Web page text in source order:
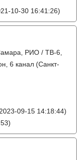
10-30 16:41:26)
РИО / ТВ-6,
6 канал (Санкт-
09-15 14:18:44)